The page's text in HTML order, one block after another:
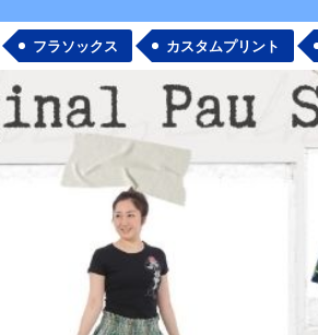
フラソックス カスタムプリント